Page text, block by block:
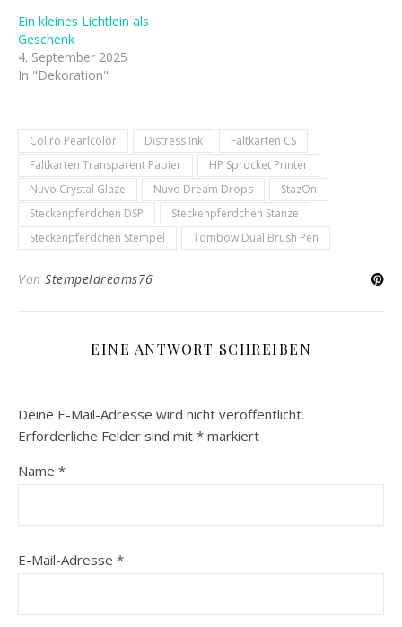
Ein kleines Lichtlein als
Geschenk
4. September 2025
In "Dekoration"
Coliro Pearlcolor Distress Ink
Faltkarten CS
Faltkarten Transparent Papier
HP Sprocket Printer
Nuvo Crystal Glaze
Nuvo Dream Drops
StazOn
Steckenpferdchen DSP
Steckenpferdchen Stanze
Steckenpferdchen Stempel
Tombow Dual Brush Pen
Von Stempeldreams76
EINE ANTWORT SCHREIBEN
Deine E-Mail-Adresse wird nicht veröffentlicht.
Erforderliche Felder sind mit * markiert
Name *
E-Mail-Adresse *